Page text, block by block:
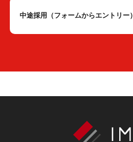
中途採用（フォームからエントリー）